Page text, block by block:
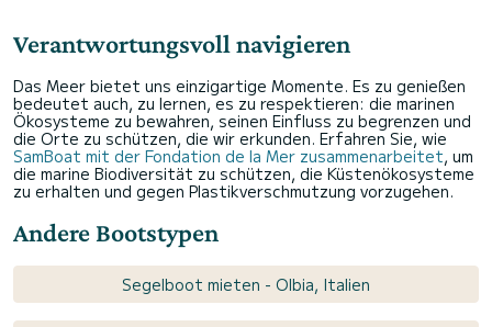
Verantwortungsvoll navigieren
Das Meer bietet uns einzigartige Momente. Es zu genießen
bedeutet auch, zu lernen, es zu respektieren: die marinen
Ökosysteme zu bewahren, seinen Einfluss zu begrenzen und
die Orte zu schützen, die wir erkunden. Erfahren Sie, wie
SamBoat mit der Fondation de la Mer zusammenarbeitet, um
die marine Biodiversität zu schützen, die Küstenökosysteme
zu erhalten und gegen Plastikverschmutzung vorzugehen.
Andere Bootstypen
Segelboot mieten - Olbia, Italien